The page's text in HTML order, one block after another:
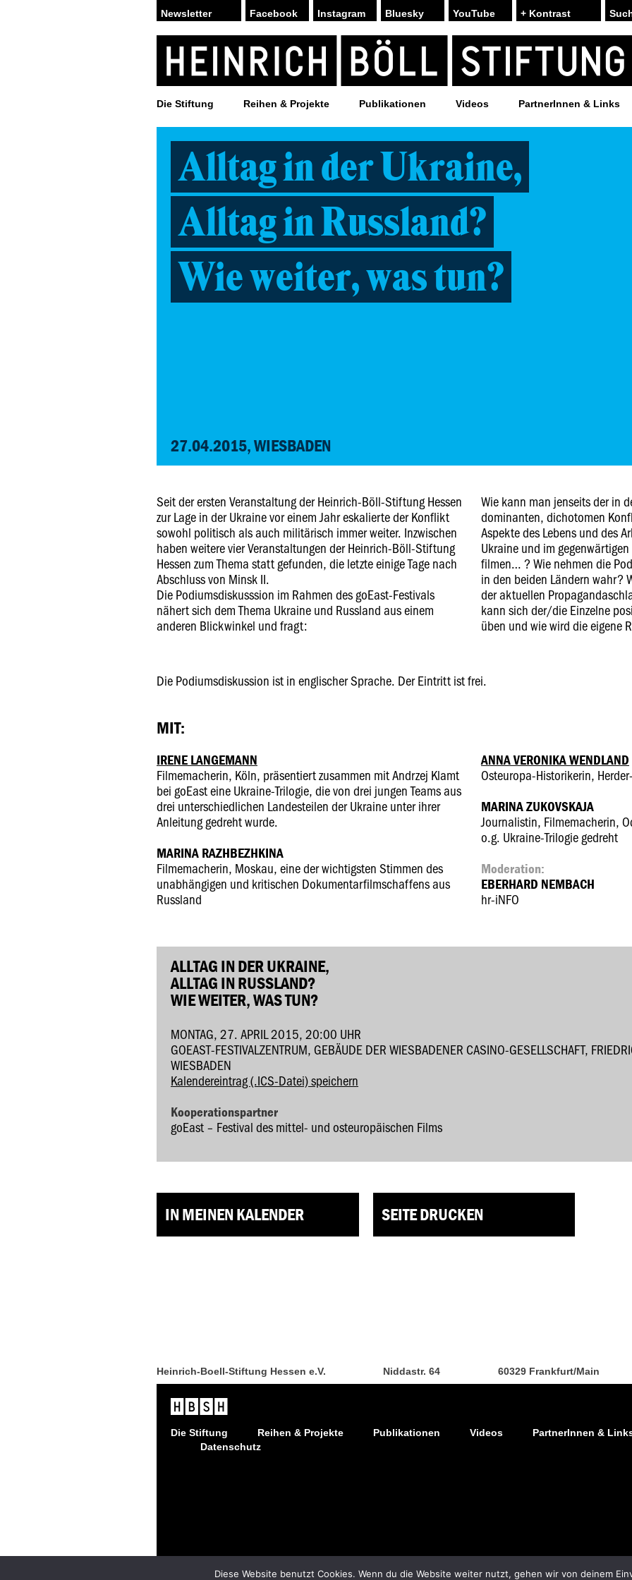
Facebook Instagram Bluesky YouTube + Kontrast
Die Stiftung Reihen & Projekte Publikationen Videos PartnerInnen & Links
Alltag in der Ukraine,
Alltag in Russland?
Wie weiter, was tun?
27.04.2015, WIESBADEN
Seit der ersten Veranstaltung der Heinrich-Böll-Stiftung Hessen
zur Lage in der Ukraine vor einem Jahr eskalierte der Konflikt
sowohl politisch als auch militärisch immer weiter. Inzwischen
haben weitere vier Veranstaltungen der Heinrich-Böll-Stiftung
Hessen zum Thema statt gefunden, die letzte einige Tage nach
Abschluss von Minsk II.
Die Podiumsdiskusssion im Rahmen des goEast-Festivals
nähert sich dem Thema Ukraine und Russland aus einem
anderen Blickwinkel und fragt:
Wie kann man jenseits der in
dominanten, dichotomen
Aspekte des Lebens und des
Ukraine und im
filmen… ? Wie nehmen die
in den beiden Ländern wahr?
der aktuellen
kann sich der/die Einzelne
üben und wie wird die eigene
Die Podiumsdiskussion ist in englischer Sprache. Der Eintritt ist frei.
MIT:
IRENE LANGEMANN
Filmemacherin, Köln, präsentiert zusammen mit Andrzej Klamt
bei goEast eine Ukraine-Trilogie, die von drei jungen Teams aus
drei unterschiedlichen Landesteilen der Ukraine unter ihrer
Anleitung gedreht wurde.
MARINA RAZHBEZHKINA
Filmemacherin, Moskau, eine der wichtigsten Stimmen des
unabhängigen und kritischen Dokumentarfilmschaffens aus
Russland
ANNA VERONIKA WENDLAND
Osteuropa-Historikerin,
MARINA ZUKOVSKAJA
Journalistin, Filmemacherin,
o.g. Ukraine-Trilogie gedreht
Moderation:
EBERHARD NEMBACH
hr-iNFO
ALLTAG IN DER UKRAINE,
ALLTAG IN RUSSLAND?
WIE WEITER, WAS TUN?
MONTAG, 27. APRIL 2015, 20:00 UHR
GOEAST-FESTIVALZENTRUM, GEBÄUDE DER WIESBADENER CASINO-GESELLSCHAFT,
IESBADEN
Kalendereintrag (.ICS-Datei) speichern
Kooperationspartner
goEast – Festival des mittel- und osteuropäischen Films
IN MEINEN KALENDER SEITE DRUCKEN
Heinrich-Boell-Stiftung Hessen e.V. Niddastr. 64 60329 Frankfurt/Main
Die Stiftung Reihen & Projekte Publikationen Videos PartnerInnen &
Datenschutz
Diese Website benutzt Cookies. Wenn du die Website weiter nutzt, gehen wir von deinem